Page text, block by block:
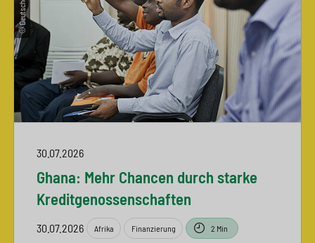
30.07.2026
Ghana: Mehr Chancen durch starke
Kreditgenossenschaften
30.07.2026 Afrika Finanzierung 2 Min